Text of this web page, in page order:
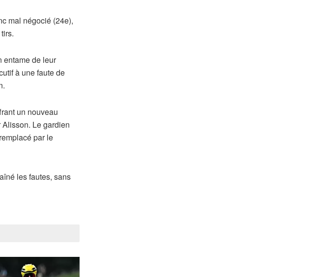
mal négocié (24e),
entame de leur
à une faute de
un nouveau
Alisson. Le gardien
par le
les fautes, sans